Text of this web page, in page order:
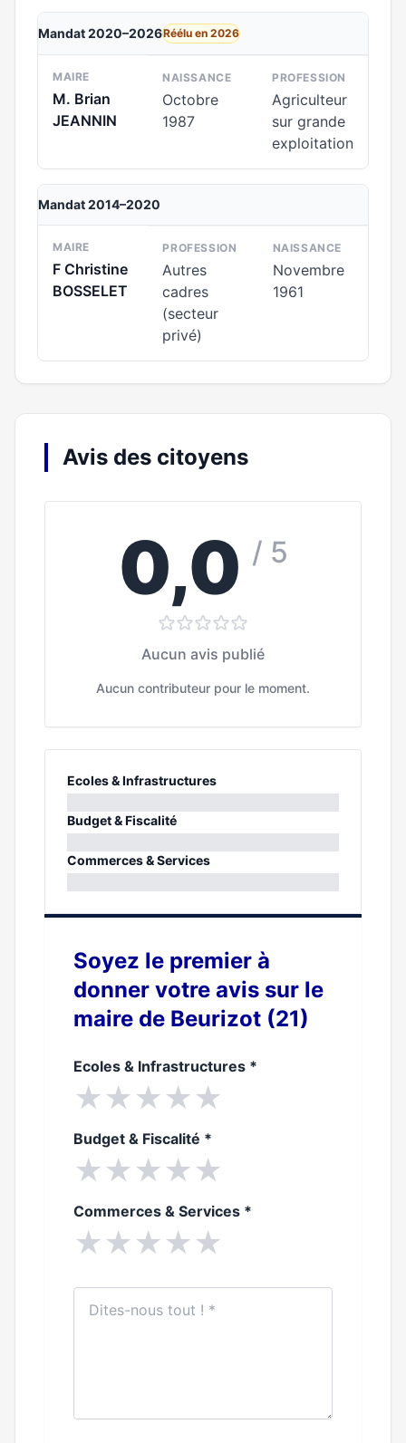
Mandat 2020–2026Réélu en 2026
MAIRE
M. Brian
JEANNIN
NAISSANCE
Octobre
1987
PROFESSION
Agriculteur
sur grande
exploitation
Mandat 2014–2020
MAIRE
F Christine
BOSSELET
PROFESSION
Autres
cadres
(secteur
privé)
NAISSANCE
Novembre
1961
Avis des citoyens
0,0 / 5
Aucun avis publié
Aucun contributeur pour le moment.
Ecoles & Infrastructures
0%
Budget & Fiscalité
0%
Commerces & Services
Soyez le premier à
donner votre avis sur le
maire de Beurizot (21)
Ecoles & Infrastructures *
★★★★★
Budget & Fiscalité *
★★★★★
Commerces & Services *
★★★★★